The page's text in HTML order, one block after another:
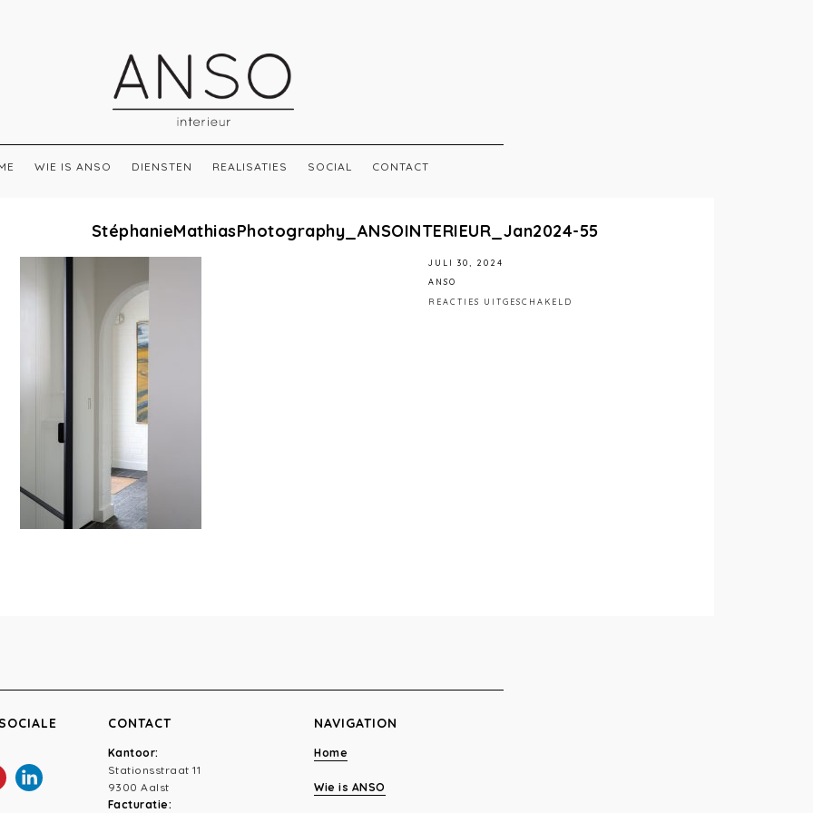
WIE IS ANSO DIENSTEN REALISATIES SOCIAL CONTACT
StéphanieMathiasPhotography_ANSOINTERIEUR_Jan2024-55
JULI 30, 2024
ANSO
REACTIES UITGESCHAKELD
CONTACT
Kantoor:
Stationsstraat 11
9300 Aalst
Facturatie:
NAVIGATION
Home
Wie is ANSO